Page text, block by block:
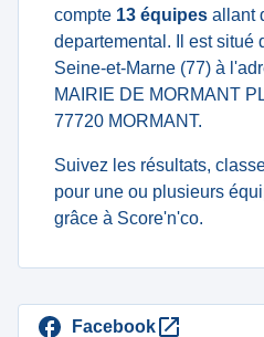
compte 13 équipes allant
departemental. Il est situé
Seine-et-Marne (77) à
MAIRIE DE MORMANT
77720 MORMANT.
Suivez les résultats,
pour une ou plusieurs
grâce à Score'n'co.
Facebook